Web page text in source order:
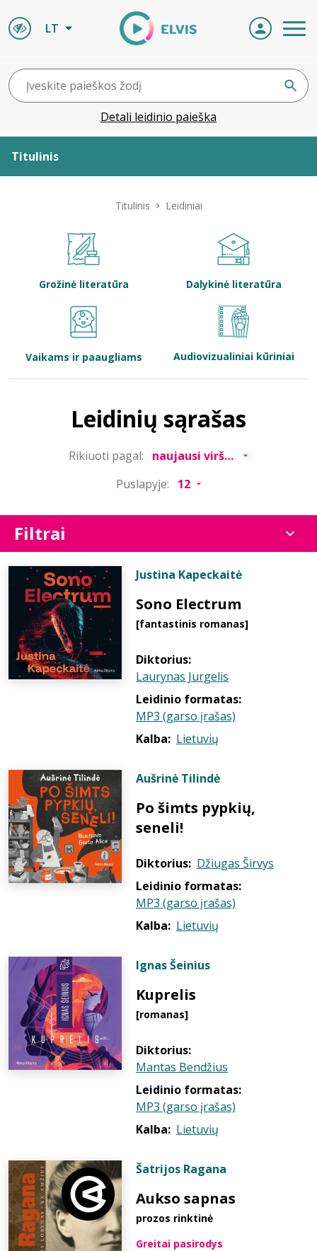
LT
Detali leidinio paieška
Titulinis
Bibliotekoms
Titulinis Leidiniai
Grožinė literatūra Dalykinė literatūra
Vaikams ir paaugliams Audiovizualiniai kūriniai
Leidinių sąrašas
Rikiuoti pagal:
Puslapyje:
Filtrai
Justina Kapeckaitė
Sono Electrum
[fantastinis romanas]
Diktorius:
Laurynas Jurgelis
Leidinio formatas:
MP3 (garso įrašas)
Kalba: Lietuvių
Aušrinė Tilindė
Po šimts pypkių,
seneli!
Diktorius: Džiugas Širvys
Leidinio formatas:
MP3 (garso įrašas)
Kalba: Lietuvių
Ignas Šeinius
Kuprelis
[romanas]
Diktorius:
Mantas Bendžius
Leidinio formatas:
MP3 (garso įrašas)
Kalba: Lietuvių
Šatrijos Ragana
Aukso sapnas
prozos rinktinė
Greitai pasirodys